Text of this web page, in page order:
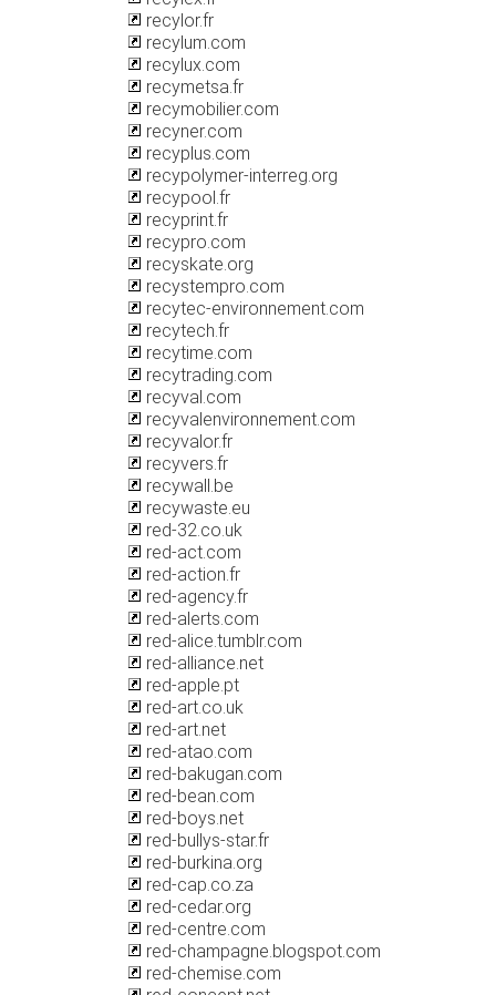
recylor.fr
recylum.com
recylux.com
recymetsa.fr
recymobilier.com
recyner.com
recyplus.com
recypolymer-interreg.org
recypool.fr
recyprint.fr
recypro.com
recyskate.org
recystempro.com
recytec-environnement.com
recytech.fr
recytime.com
recytrading.com
recyval.com
recyvalenvironnement.com
recyvalor.fr
recyvers.fr
recywall.be
recywaste.eu
red-32.co.uk
red-act.com
red-action.fr
red-agency.fr
red-alerts.com
red-alice.tumblr.com
red-alliance.net
red-apple.pt
red-art.co.uk
red-art.net
red-atao.com
red-bakugan.com
red-bean.com
red-boys.net
red-bullys-star.fr
red-burkina.org
red-cap.co.za
red-cedar.org
red-centre.com
red-champagne.blogspot.com
red-chemise.com